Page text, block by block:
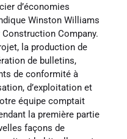
d’économies
Winston Williams
Company.
la production de
de bulletins,
de conformité à
d’exploitation et
équipe comptait
la première partie
façons de